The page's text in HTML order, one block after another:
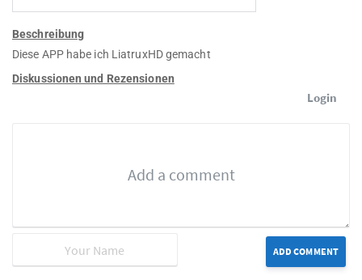
Beschreibung
Diese APP habe ich LiatruxHD gemacht
Diskussionen und Rezensionen
Login
ADD COMMENT